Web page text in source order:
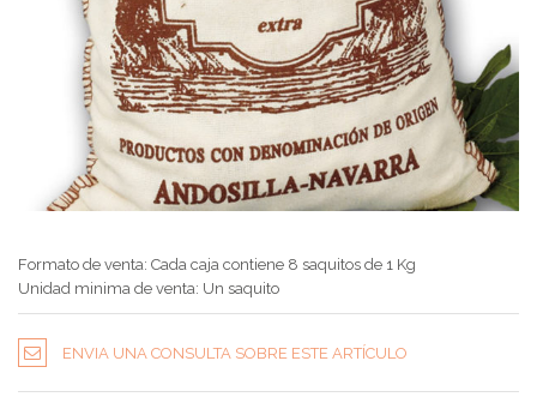
Formato de venta: Cada caja contiene 8 saquitos de 1 Kg
Unidad minima de venta: Un saquito
ENVIA UNA CONSULTA SOBRE ESTE ARTÍCULO